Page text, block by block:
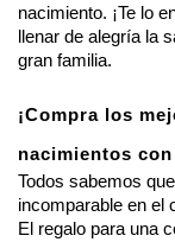
nacimiento. ¡Te lo
llenar de alegría la
gran familia.
¡Compra los
nacimientos
Todos sabemos
incomparable en el
El regalo para una